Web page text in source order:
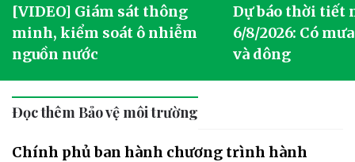
[VIDEO] Giám sát thông
minh, kiểm soát ô nhiễm
nguồn nước
Dự báo thời tiết
6/8/2026: Có
và dông
Đọc thêm Bảo vệ môi trường
Chính phủ ban hành chương trình hành